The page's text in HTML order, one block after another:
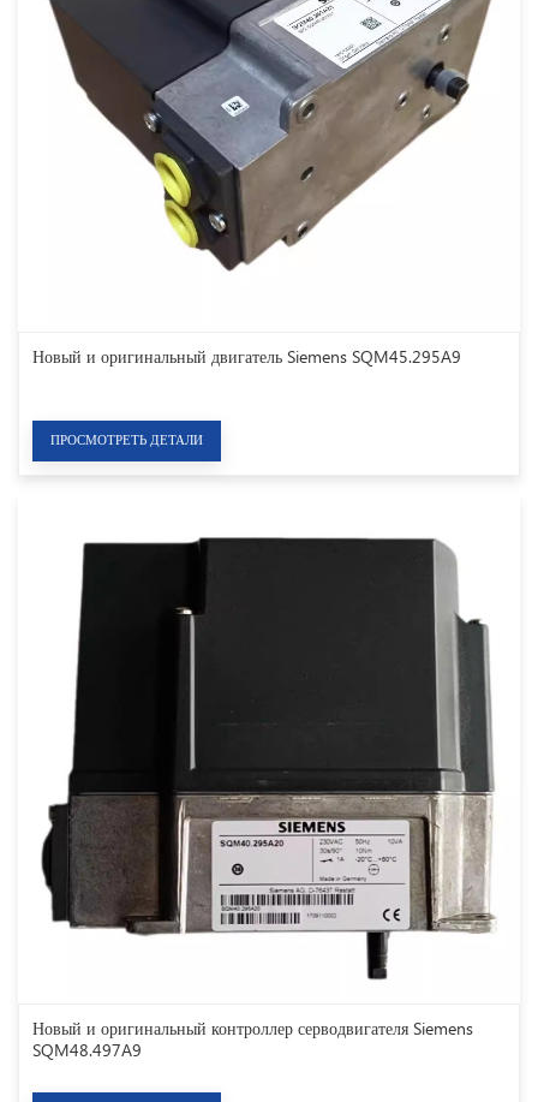
Новый и оригинальный двигатель Siemens SQM45.295A9
ПРОСМОТРЕТЬ ДЕТАЛИ
Новый и оригинальный контроллер серводвигателя Siemens
SQM48.497A9